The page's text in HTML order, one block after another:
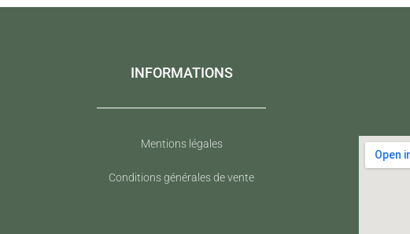
INFORMATIONS
Mentions légales
Conditions générales de vente